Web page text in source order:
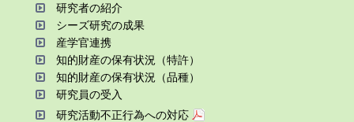
研究者の紹介
シーズ研究の成果
産学官連携
知的財産の保有状況（特許）
知的財産の保有状況（品種）
研究員の受⼊
研究活動不正⾏為への対応